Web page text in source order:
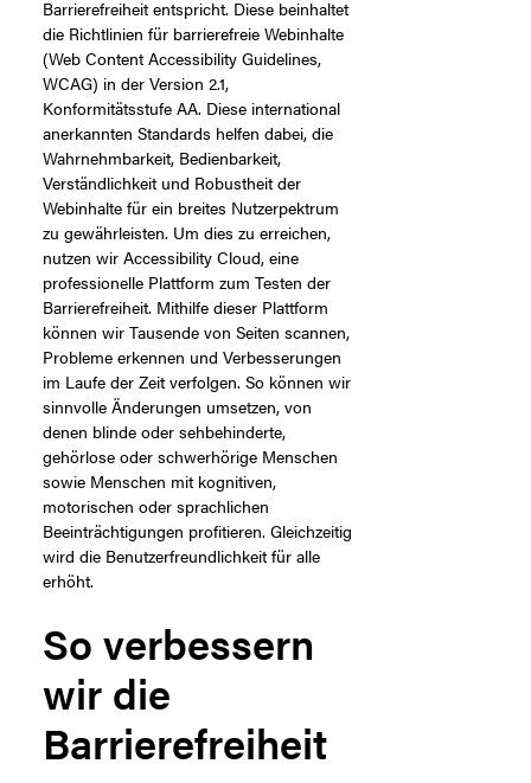
Barrierefreiheit entspricht. Diese beinhaltet
die Richtlinien für barrierefreie Webinhalte
(Web Content Accessibility Guidelines,
WCAG) in der Version 2.1,
Konformitätsstufe AA. Diese international
anerkannten Standards helfen dabei, die
Wahrnehmbarkeit, Bedienbarkeit,
Verständlichkeit und Robustheit der
Webinhalte für ein breites Nutzerpektrum
zu gewährleisten. Um dies zu erreichen,
nutzen wir Accessibility Cloud, eine
professionelle Plattform zum Testen der
Barrierefreiheit. Mithilfe dieser Plattform
können wir Tausende von Seiten scannen,
Probleme erkennen und Verbesserungen
im Laufe der Zeit verfolgen. So können wir
sinnvolle Änderungen umsetzen, von
denen blinde oder sehbehinderte,
gehörlose oder schwerhörige Menschen
sowie Menschen mit kognitiven,
motorischen oder sprachlichen
Beeinträchtigungen profitieren. Gleichzeitig
wird die Benutzerfreundlichkeit für alle
erhöht.
So verbessern
wir die
Barrierefreiheit